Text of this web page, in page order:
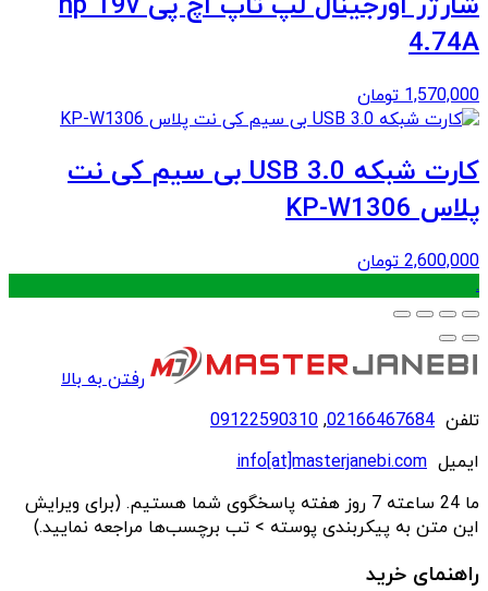
4.74A
1,570,000 تومان
کارت شبکه USB 3.0 بی سیم کی نت
پلاس KP-W1306
2,600,000 تومان
.
رفتن به بالا
تلفن 02166467684
,
09122590310
ایمیل info[at]masterjanebi.com
ما 24 ساعته 7 روز هفته پاسخگوی شما هستیم. (برای ویرایش
این متن به پیکربندی پوسته > تب برچسب‌ها مراجعه نمایید.)
راهنمای خرید